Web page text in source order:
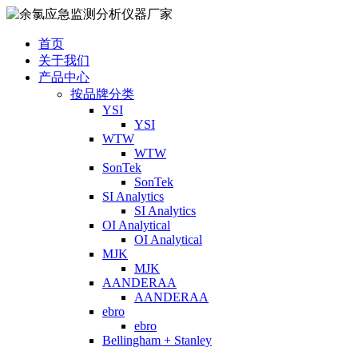
首页
关于我们
产品中心
按品牌分类
YSI
YSI
WTW
WTW
SonTek
SonTek
SI Analytics
SI Analytics
OI Analytical
OI Analytical
MJK
MJK
AANDERAA
AANDERAA
ebro
ebro
Bellingham + Stanley